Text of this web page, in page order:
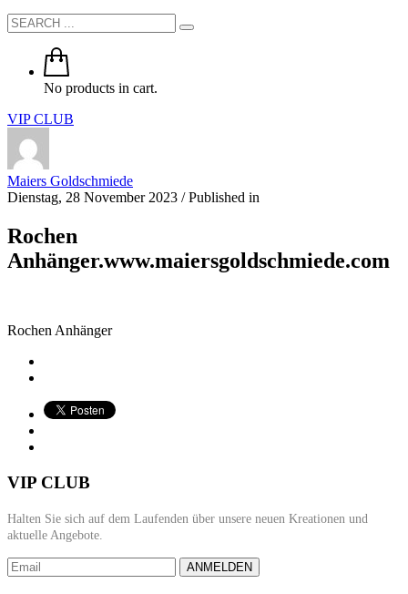
No products in cart.
VIP CLUB
Maiers Goldschmiede
Dienstag, 28 November 2023 /Published in
Rochen
Anhänger.www.maiersgoldschmiede.com
Rochen Anhänger
VIP CLUB
Halten Sie sich auf dem Laufenden über unsere neuen Kreationen und
aktuelle Angebote.
ANMELDEN